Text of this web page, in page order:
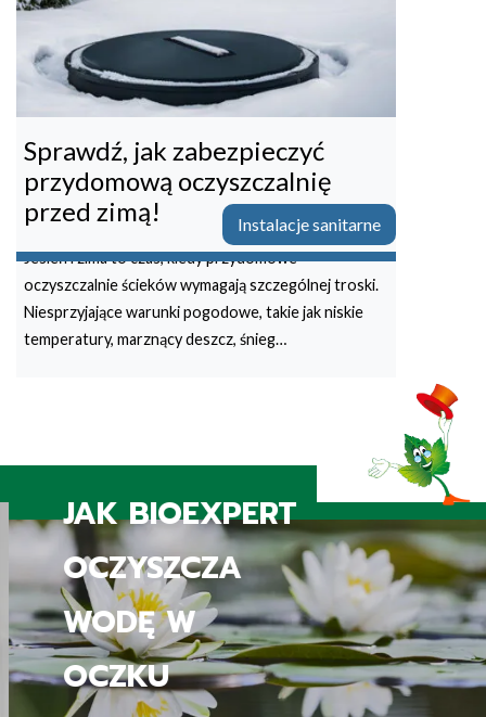
Instalacje sanitarne
Sprawdź, jak zabezpieczyć
przydomową oczyszczalnię
przed zimą!
Jesień i zima to czas, kiedy przydomowe
oczyszczalnie ścieków wymagają szczególnej troski.
Niesprzyjające warunki pogodowe, takie jak niskie
temperatury, marznący deszcz, śnieg…
JAK
SPRZĄTA
ŁAZIENKĘ